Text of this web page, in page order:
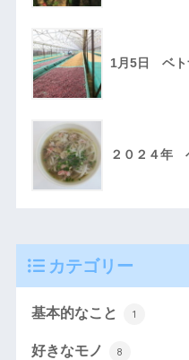
1月5日 ベ
２０２４年
カテゴリー
基本的なこと 1
好きなモノ 8